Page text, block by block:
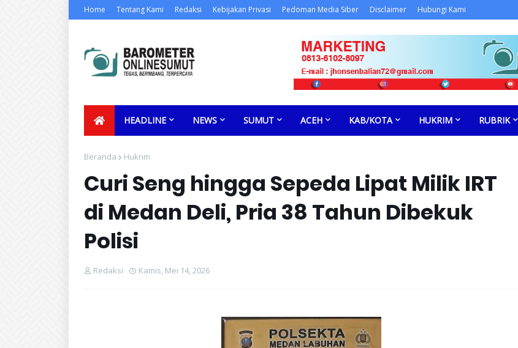
Home Tentang Kami Redaksi Kebijakan Privasi Pedoman Media Siber Disclaimer Hubungi Kami
HEADLINE NEWS SUMUT ACEH KAB/KOTA HUKRIM RUBRIK
Beranda Hukrim
Curi Seng hingga Sepeda Lipat Milik IRT
di Medan Deli, Pria 38 Tahun Dibekuk
Polisi
Redaksi Kamis, Mei 14, 2026